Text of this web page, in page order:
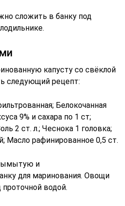
сложить в банку под
капусту со свёклой
следующий рецепт:
Белокочанная
9% и сахара по 1 ст;
2 ст. л.; Чеснока 1 головка;
Масло рафинированное 0,5 ст.
и
для маринования. Овощи
водой.